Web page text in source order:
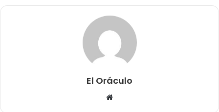
El Oráculo
Sitio